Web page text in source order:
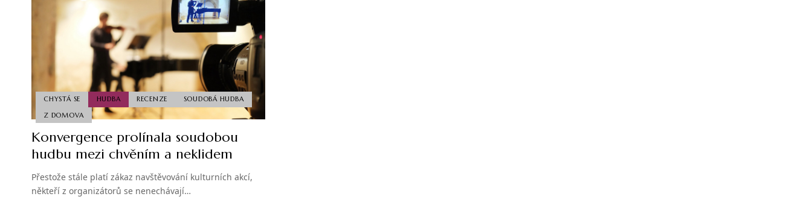
CHYSTÁ SE HUDBA RECENZE
SOUDOBÁ HUDBA
Z DOMOVA
Konvergence prolínala soudobou
hudbu mezi chvěním a neklidem
Přestože stále platí zákaz navštěvování kulturních akcí,
někteří z organizátorů se nenechávají…